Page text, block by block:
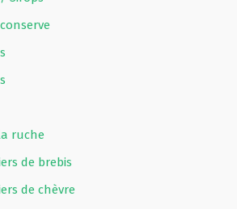
ruche
de brebis
de chèvre